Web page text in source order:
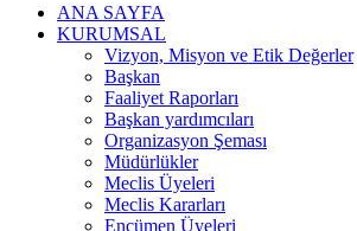
ANA SAYFA
KURUMSAL
Vizyon, Misyon ve Etik Değerler
Başkan
Faaliyet Raporları
Başkan yardımcıları
Organizasyon Şeması
Müdürlükler
Meclis Üyeleri
Meclis Kararları
Encümen Üyeleri